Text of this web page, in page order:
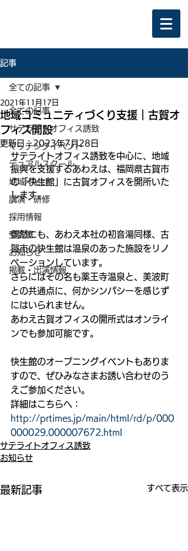
記事
全ての記事
サテライトオフィス誘致
マッチングイベント
デュアルスクール
地域×Tech
講演・研修
採用情報
受賞歴
お知らせ
掲載・出演情報
全ての記事
地域コミュニティづくり支援｜古賀オ
フィス開設
2021年11月17日
更新日：2023年7月28日
サテライトオフィス誘致を中心に、地域
振興を支援するあわえは、福岡県古賀市
の「快生館」に古賀オフィスを開所いた
します。
偶然にも、あわえ本社の初音湯同様、古
賀市の快生館は温泉のあった施設をリノ
ベーションしています。
さらにはその名も薬王寺温泉と、美波町
との共通点に、何かシンパシーを感じず
にはいられません。
あわえ古賀オフィスの開所式はオンライ
ンでも参加可能です。
快生館のオープニングイベントもありま
すので、ぜひみなさまお誘い合わせのう
えご参加ください。
詳細はこちらへ：
http://prtimes.jp/main/html/rd/p/000
000029.000007672.html
サテライトオフィス誘致
お知らせ
最新記事 すべて表示